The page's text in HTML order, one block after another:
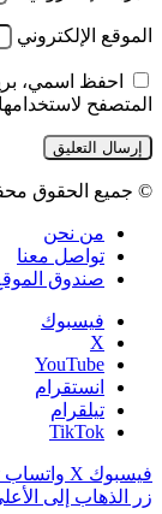
الموقع الإلكتروني
احفظ اسمي،
المتصفح
© جميع الحقوق
من نحن
تواصل معنا
صندوق
فيسبوك
‫X
‫YouTube
انستقرام
تيلقرام
‫TikTok
فيسبوك ‫X واتساب
زر الذهاب إلى